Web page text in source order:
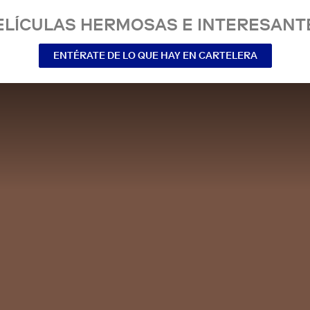
HERMOSAS E
ENTÉRATE DE LO QUE HAY EN CARTELERA